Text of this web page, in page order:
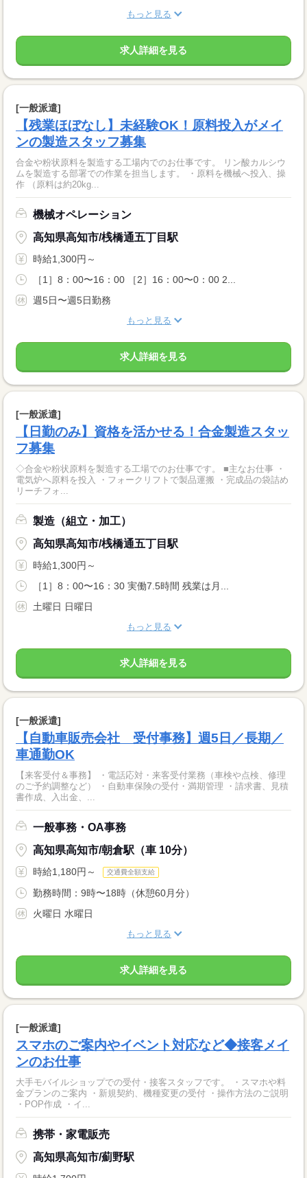
もっと見る
求人詳細を見る
[一般派遣]
【残業ほぼなし】未経験OK！原料投入がメイ
ンの製造スタッフ募集
合金や粉状原料を製造する工場内でのお仕事です。 リン酸カルシウ
ムを製造する部署での作業を担当します。 ・原料を機械へ投入、操
作 （原料は約20kg...
機械オペレーション
高知県高知市/桟橋通五丁目駅
時給1,300円～
［1］8：00〜16：00 ［2］16：00〜0：00 2...
週5日〜週5日勤務
もっと見る
求人詳細を見る
[一般派遣]
【日勤のみ】資格を活かせる！合金製造スタッ
フ募集
◇合金や粉状原料を製造する工場でのお仕事です。 ■主なお仕事 ・
電気炉へ原料を投入 ・フォークリフトで製品運搬 ・完成品の袋詰め
リーチフォ...
製造（組立・加工）
高知県高知市/桟橋通五丁目駅
時給1,300円～
［1］8：00〜16：30 実働7.5時間 残業は月...
土曜日 日曜日
もっと見る
求人詳細を見る
[一般派遣]
【自動車販売会社 受付事務】週5日／長期／
車通勤OK
【来客受付＆事務】 ・電話応対・来客受付業務（車検や点検、修理
のご予約調整など） ・自動車保険の受付・満期管理 ・請求書、見積
書作成、入出金、...
一般事務・OA事務
高知県高知市/朝倉駅（車 10分）
時給1,180円～ 交通費全額支給
勤務時間：9時〜18時（休憩60月分）
火曜日 水曜日
もっと見る
求人詳細を見る
[一般派遣]
スマホのご案内やイベント対応など◆接客メイ
ンのお仕事
大手モバイルショップでの受付・接客スタッフです。 ・スマホや料
金プランのご案内 ・新規契約、機種変更の受付 ・操作方法のご説明
・POP作成 ・イ...
携帯・家電販売
高知県高知市/薊野駅